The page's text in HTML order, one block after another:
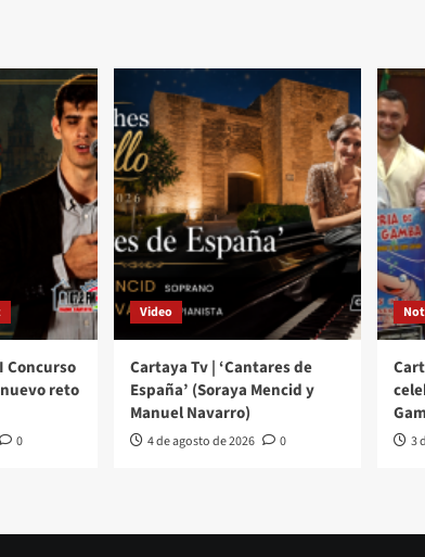
Concurso
reto
0
Video
Cartaya Tv | ‘Cantares de
España’ (Soraya Mencid y
Manuel Navarro)
4 de agosto de 2026 0 3